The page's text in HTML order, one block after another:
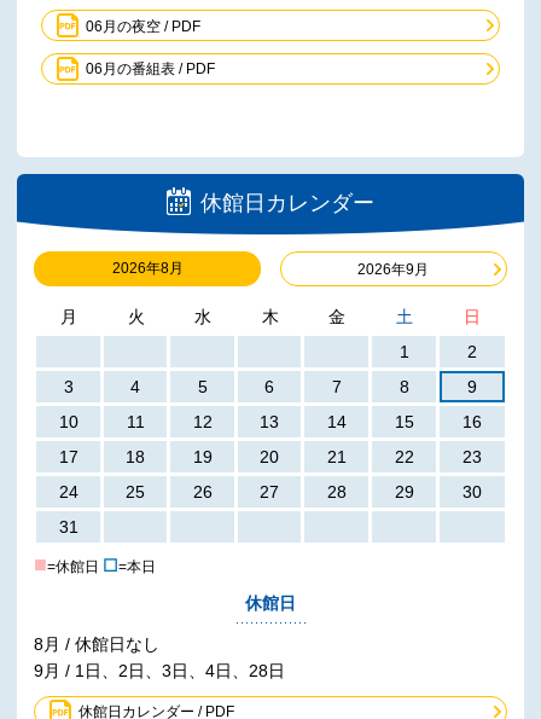
休館日カレンダー
2026年8月 2026年9月
月 火 水 木 金 土
日
1
2
3
4 5 6 7 8
9
10
11 12 13 14 15
16
17
18 19 20 21 22
23
24
25 26 27 28 29
30
31
■=休館日 ☐=本日
休館日
8月 / 休館日なし
9月 / 1日、2日、3日、4日、28日
休館日カレンダー / PDF
06月の夜空 / PDF
06月の番組表 / PDF